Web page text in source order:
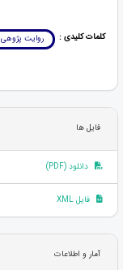
کلمات کلیدی : روایت پژوهی
فایل ها
دانلود (PDF)
فایل XML
آمار و اطلاعات